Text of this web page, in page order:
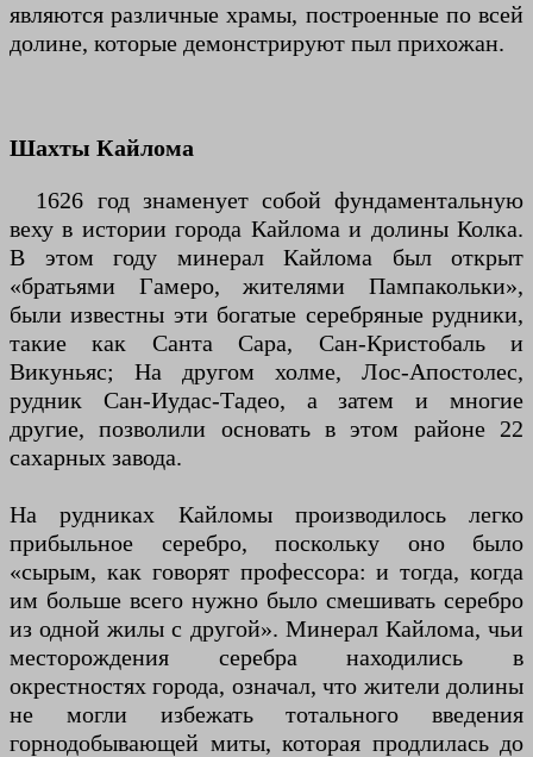
являются различные храмы, построенные по всей
долине, которые демонстрируют пыл прихожан.
Шахты Кайлома
1626 год знаменует собой фундаментальную
веху в истории города Кайлома и долины Колка.
В этом году минерал Кайлома был открыт
«братьями Гамеро, жителями Пампакольки»,
были известны эти богатые серебряные рудники,
такие как Санта Сара, Сан-Кристобаль и
Викуньяс; На другом холме, Лос-Апостолес,
рудник Сан-Иудас-Тадео, а затем и многие
другие, позволили основать в этом районе 22
сахарных завода.
На рудниках Кайломы производилось легко
прибыльное серебро, поскольку оно было
«сырым, как говорят профессора: и тогда, когда
им больше всего нужно было смешивать серебро
из одной жилы с другой». Минерал Кайлома, чьи
месторождения серебра находились в
окрестностях города, означал, что жители долины
не могли избежать тотального введения
горнодобывающей миты, которая продлилась до